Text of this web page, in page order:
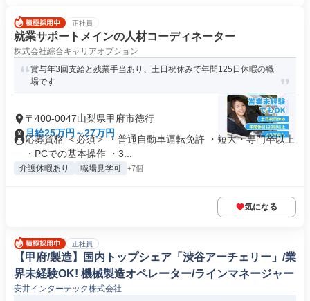
正社員
就業サポートメインの人材コーディネーター
株式会社綜合キャリアオプション
賞与年3回支給と残業手当あり、土日祝休みで年間125日休暇の職
場です
〒400-0047山梨県甲府市徳行
月給25万円～27万円
応募資格 ＜必須＞ ・普通自動車運転免許 ・短大・専門卒以上
・PCでの基本操作 ・3...
介護休暇あり 職場見学可 +7個
気になる
正社員
【甲府/製造】国内トップシェア「渋谷アーチェリー」/業
界未経験OK! 機械製造オペレーター/ラインマネージャー
安井インターテック株式会社